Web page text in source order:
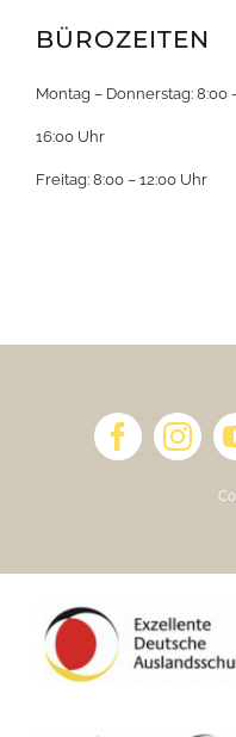
BÜROZEITEN
Montag – Donnerstag: 8:00
16:00 Uhr
Freitag: 8:00 – 12:00 Uhr